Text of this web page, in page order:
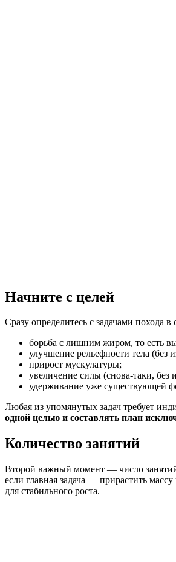
Начните с целей
Сразу определитесь с задачами похода
борьба с лишним жиром, то есть
улучшение рельефности тела (без
прирост мускулатуры;
увеличение силы (снова-таки, без
удерживание уже существующей
Любая из упомянутых задач требует
одной целью и составлять план
Количество занятий
Второй важный момент — число занятий
если главная задача — прирастить
для стабильного роста.